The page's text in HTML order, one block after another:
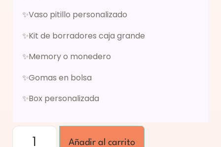
✨Vaso pitillo personalizado
✨Kit de borradores caja grande
✨Memory o monedero
✨Gomas en bolsa
✨Box personalizada
Añadir al carrito